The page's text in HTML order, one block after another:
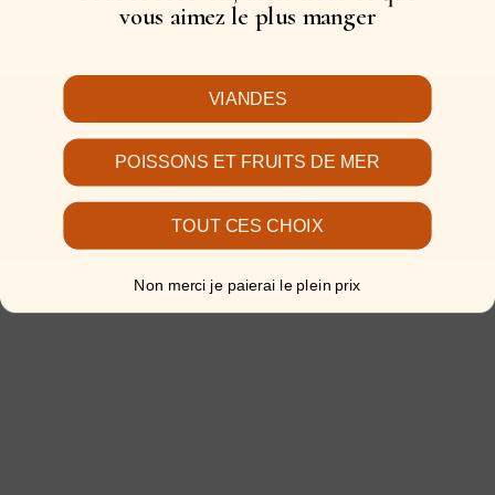
Politique d’expédition
Politique de confidentialité
Conditions Générales d’Utilisation
vous aimez le plus manger
VIANDES
POISSONS ET FRUITS DE MER
TOUT CES CHOIX
Non merci je paierai le plein prix